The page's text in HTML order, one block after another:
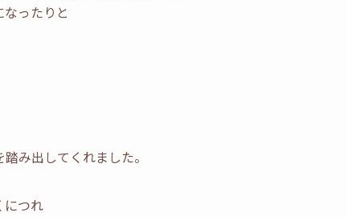
ったりと
み出してくれました。
につれ